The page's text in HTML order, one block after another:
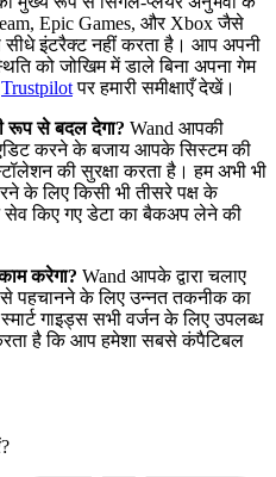
Epic Games, और Xbox जैसे
सीधे इंटरैक्ट नहीं करता है। आप अपनी
को जोखिम में डाले बिना अपना गेम
Trustpilotपर हमारी समीक्षाएँ देखें।
रूप से बदल देगा? Wand आपकी
करने के बजाय आपके सिस्टम की
की सुरक्षा करता है। हम अभी भी
के लिए किसी भी तीसरे पक्ष के
किए गए डेटा का बैकअप लेने की
करेगा? Wand आपके द्वारा चलाए
पहचानने के लिए उन्नत तकनीक का
गाइड्स सभी वर्जन के लिए उपलब्ध
है कि आप हमेशा सबसे कंपैटिबल